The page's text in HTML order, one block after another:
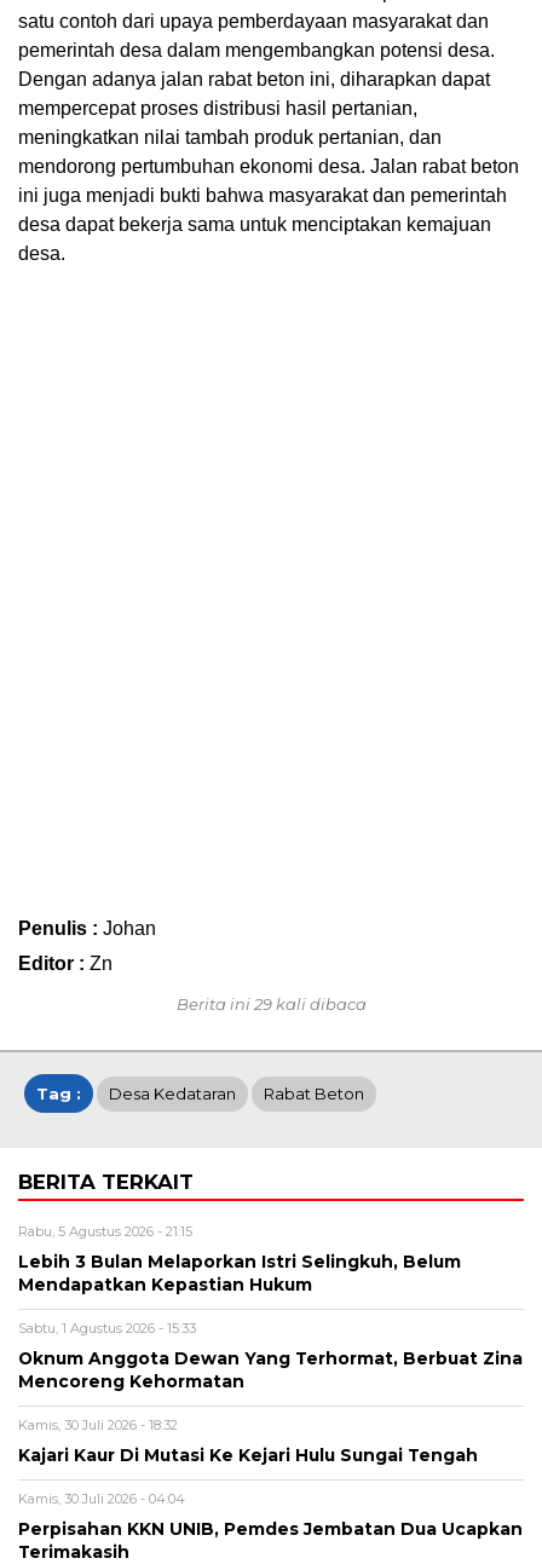
satu contoh dari upaya pemberdayaan masyarakat dan
pemerintah desa dalam mengembangkan potensi desa.
Dengan adanya jalan rabat beton ini, diharapkan dapat
mempercepat proses distribusi hasil pertanian,
meningkatkan nilai tambah produk pertanian, dan
mendorong pertumbuhan ekonomi desa. Jalan rabat beton
ini juga menjadi bukti bahwa masyarakat dan pemerintah
desa dapat bekerja sama untuk menciptakan kemajuan
desa.
Penulis : Johan
Editor : Zn
Berita ini 29 kali dibaca
Tag : Desa Kedataran Rabat Beton
BERITA TERKAIT
Rabu, 5 Agustus 2026 - 21:15
Lebih 3 Bulan Melaporkan Istri Selingkuh, Belum
Mendapatkan Kepastian Hukum
Sabtu, 1 Agustus 2026 - 15:33
Oknum Anggota Dewan Yang Terhormat, Berbuat Zina
Mencoreng Kehormatan
Kamis, 30 Juli 2026 - 18:32
Kajari Kaur Di Mutasi Ke Kejari Hulu Sungai Tengah
Kamis, 30 Juli 2026 - 04:04
Perpisahan KKN UNIB, Pemdes Jembatan Dua Ucapkan
Terimakasih